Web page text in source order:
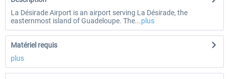
La Désirade Airport is an airport serving La Désirade, the
easternmost island of Guadeloupe. The...plus
Matériel requis
plus